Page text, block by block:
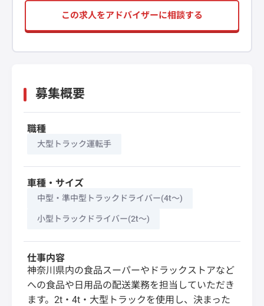
この求人をアドバイザーに相談する
募集概要
職種
大型トラック運転手
車種・サイズ
中型・準中型トラックドライバー(4t～)
小型トラックドライバー(2t～)
仕事内容
神奈川県内の食品スーパーやドラックストアなど
への食品や日用品の配送業務を担当していただき
ます。2t・4t・大型トラックを使用し、決まった